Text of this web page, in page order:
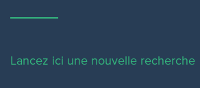
Lancez ici une nouvelle recherche